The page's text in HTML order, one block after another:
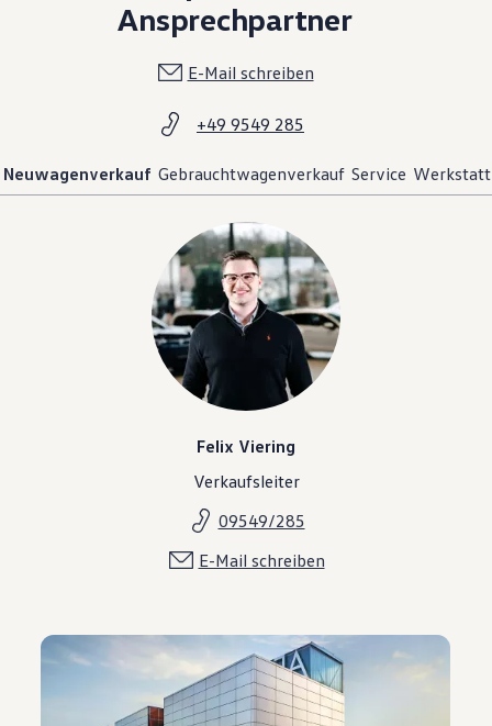
Ansprechpartner
E-Mail schreiben
+49 9549 285
Neuwagenverkauf Gebrauchtwagenverkauf Service Werkstatt
Felix Viering
Verkaufsleiter
09549/285
E-Mail schreiben